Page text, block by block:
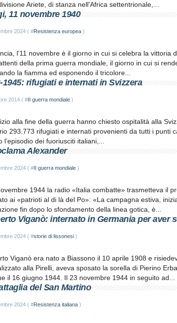
Ariete, di stanza nell'Africa settentrionale,...
11 novembre 1940
2024 ( #Resistenza europea )
l’11 novembre è il giorno in cui si celebra la vittoria
della prima guerra mondiale, il giorno in cui si
la fiamma ed esponendo il tricolore...
1945: rifugiati e internati in Svizzera
2014 ( #II guerra mondiale )
alla fine della guerra hanno chiesto ospitalità alla
293.773 rifugiati e internati provenienti da tutti i punti
l'episodio dei fuoriusciti italiani,...
Alexander
2024 ( #II guerra mondiale )
1944 la radio «Italia combatte» trasmetteva il
ai «patrioti al di là del Po»: «La campagna estiva,
fin dopo lo sfondamento della linea gotica, è...
Viganò: internato in Germania per aver
2024 ( #storie di lissonesi )
Viganò era nato a Biassono il 10 aprile 1908 e
alla Pirelli, aveva sposato la sorella di Pierino
il 16 giugno 1944. Il 23 novembre 1944 in seguito ad...
del San Martino
2024 ( #Resistenza italiana )